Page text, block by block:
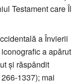
Testament care Îl
a Învierii
a apărut
și răspândit
1337); mai